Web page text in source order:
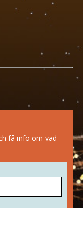
få info om vad